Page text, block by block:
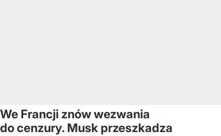
We Francji znów wezwania
do cenzury. Musk przeszkadza